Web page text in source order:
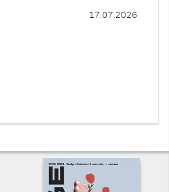
17.07.2026